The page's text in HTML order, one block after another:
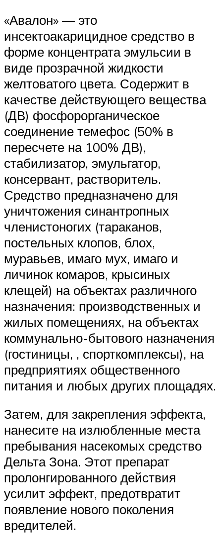
«Авалон» — это
инсектоакарицидное средство в
форме концентрата эмульсии в
виде прозрачной жидкости
желтоватого цвета. Содержит в
качестве действующего вещества
(ДВ) фосфорорганическое
соединение темефос (50% в
пересчете на 100% ДВ),
стабилизатор, эмульгатор,
консервант, растворитель.
Средство предназначено для
уничтожения синантропных
членистоногих (тараканов,
постельных клопов, блох,
муравьев, имаго мух, имаго и
личинок комаров, крысиных
клещей) на объектах различного
назначения: производственных и
жилых помещениях, на объектах
коммунально-бытового назначения
(гостиницы, , спорткомплексы), на
предприятиях общественного
питания и любых других площадях.
Затем, для закрепления эффекта,
нанесите на излюбленные места
пребывания насекомых средство
Дельта Зона. Этот препарат
пролонгированного действия
усилит эффект, предотвратит
появление нового поколения
вредителей.